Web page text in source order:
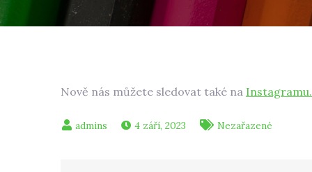
Nově nás můžete sledovat také na Instagramu.
4 září, 2023 Nezařazené